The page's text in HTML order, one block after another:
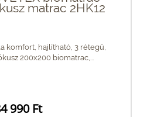
matrac 2HK12
komfort, hajlítható, 3 rétegű,
200x200 biomatrac,...
990 Ft